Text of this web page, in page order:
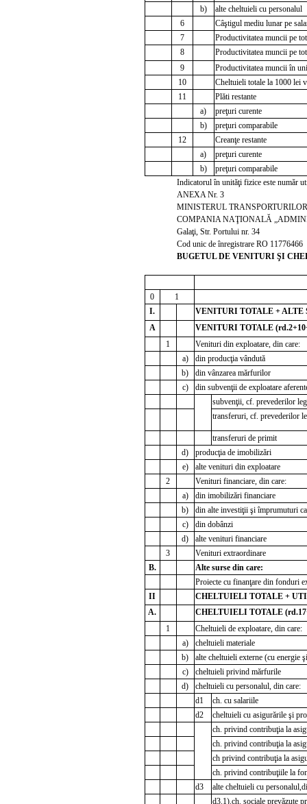
b)
alte cheltuieli cu personalul
6
Câştigul mediu lunar pe
7
Productivitatea muncii pe
8
Productivitatea muncii pe
9
Productivitatea muncii în
10
Cheltuieli totale la 1000 lei
11
Plăti restante
a)
preţuri curente
b)
preţuri comparabile
12
Creanţe restante
a)
preţuri curente
b)
preţuri comparabile
Indicatorul în unităţi fizice este număr
ANEXA Nr. 3
MINISTERUL
COMPANIA NAŢIONALĂ
Galaţi, Str. Portului nr. 34
Cod unic de înregistrare RO 11776466
BUGETUL DE VENITURI ŞI
0
1
I.
VENITURI TOTALE + ALTE
A
VENITURI TOTALE
1
Venituri din exploatare, din care:
a)
din producţia vândută
b)
din vânzarea mărfurilor
c)
din subvenţii de exploatare
subvenţii, cf. prevederilor
transferuri, cf. prevederilor
transferuri de primit
d)
producţia de imobilizări
e)
alte venituri din exploatare
2
Venituri financiare, din care:
a)
din imobilizări financiare
b)
din alte investiţii şi împrumuturi
c)
din dobânzi
d)
alte venituri financiare
3
Venituri extraordinare
B.
Alte surse din care:
Proiecte cu finanţare din fonduri
II
CHELTUIELI TOTALE +
A.
CHELTUIELI TOTALE
1
Cheltuieli de exploatare, din care:
a)
cheltuieli materiale
b)
alte cheltuieli externe (cu energie
c)
cheltuieli privind mărfurile
d)
cheltuieli cu personalul, din care:
d1
ch. cu salariile
d2
cheltuieli cu asigurările şi
ch. privind contribuţia la
ch. privind contribuţia la
ch privind contribuţia la
ch. privind contribuţiile la
d3
alte cheltuieli cu
d3.1).ch. sociale prevăzute